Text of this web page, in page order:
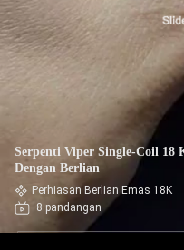
Serpenti Viper Single-Coil 18
Dengan Berlian
Perhiasan Berlian Emas 18K
8 pandangan